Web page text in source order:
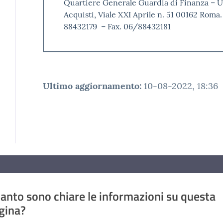
Quartiere Generale Guardia di Finanza –
Acquisti, Viale XXI Aprile n. 51 00162
88432179 – Fax. 06/88432181
Ultimo aggiornamento: 10-08-2022, 18:36
sono chiare le informazioni su questa